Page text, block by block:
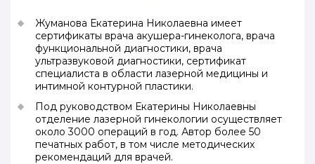
Жуманова Екатерина Николаевна имеет
сертификаты врача акушера-гинеколога, врача
функциональной диагностики, врача
ультразвуковой диагностики, сертификат
специалиста в области лазерной медицины и
интимной контурной пластики.
Под руководством Екатерины Николаевны
отделение лазерной гинекологии осуществляет
около 3000 операций в год. Автор более 50
печатных работ, в том числе методических
рекомендаций для врачей.